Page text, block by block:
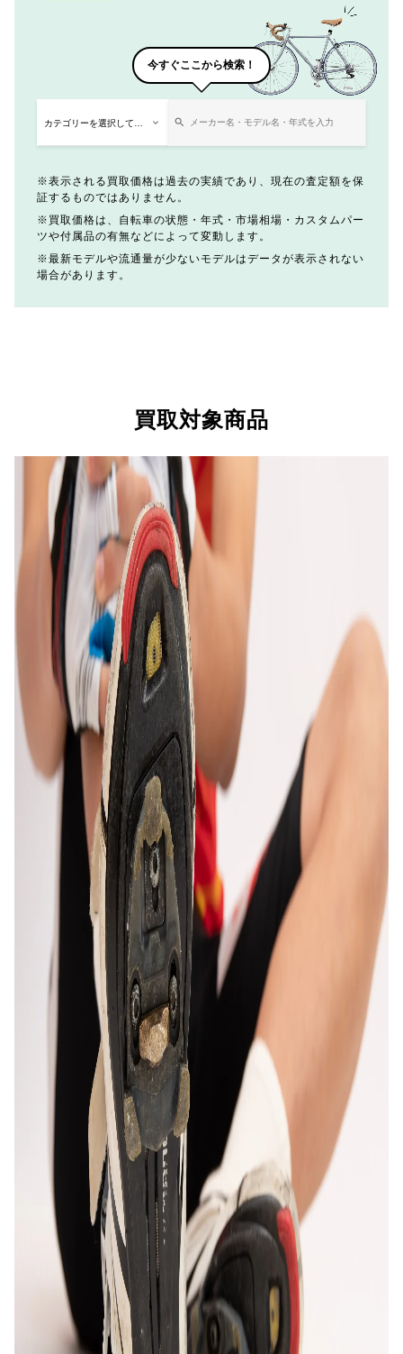
今すぐここから検索！
表示される買取価格は過去の実績であり、現在の査定額を保
証するものではありません。
買取価格は、自転車の状態・年式・市場相場・カスタムパー
ツや付属品の有無などによって変動します。
最新モデルや流通量が少ないモデルはデータが表示されない
場合があります。
買取対象商品